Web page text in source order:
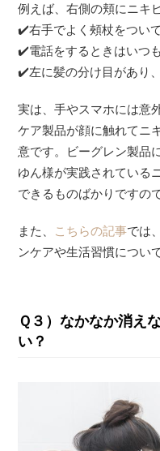
例えば、右側の頬にニキ
✔️右手でよく頰杖をつい
✔️電話をするときはいつ
✔️左に髪の分け目があり
実は、手やスマホには意
ケア製品が顔に触れてニ
意です。ビーグレン製品
ゆん様が実践されている
できるものばかりですの
また、 こちらの記事では
ンケアや生活習慣につい
Ｑ３）なかなか消え
い？